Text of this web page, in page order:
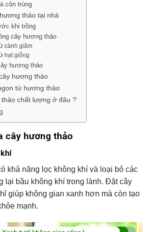
côn trùng
thảo tại nhà
khi trồng
cây hương thảo
cành giâm
hạt giống
hương thảo
hương thảo
từ hương thảo
chất lượng ở đâu ?
cây hương thảo
khả năng lọc không khí và loại bỏ các
lại bầu không khí trong lành. Đặt cây
giúp không gian xanh hơn mà còn tạo
mạnh.